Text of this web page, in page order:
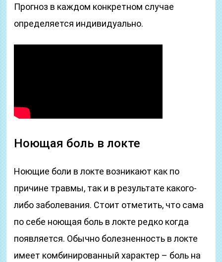
Прогноз в каждом конкретном случае
определяется индивидуально.
Ноющая боль в локте
Ноющие боли в локте возникают как по
причине травмы, так и в результате какого-
либо заболевания. Стоит отметить, что сама
по себе ноющая боль в локте редко когда
появляется. Обычно болезненность в локте
имеет комбинированный характер – боль на